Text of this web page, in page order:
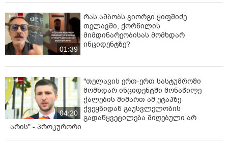
01:39
რას ამბობს გიორგი ყიფშიძე
თელავში, ქორწილის
მიმდინარეობისას მომხდარ
ინციდენტზე?
04:20
"თელავის ერთ-ერთ სასტუმროში
მომხდარ ინციდენტში მონაწილე
ქალების მიმართ ამ ეტაპზე
ქვეყნიდან გაუსვლელობის
გადაწყვეტილება მიღებული არ
არის" - პროკურორი